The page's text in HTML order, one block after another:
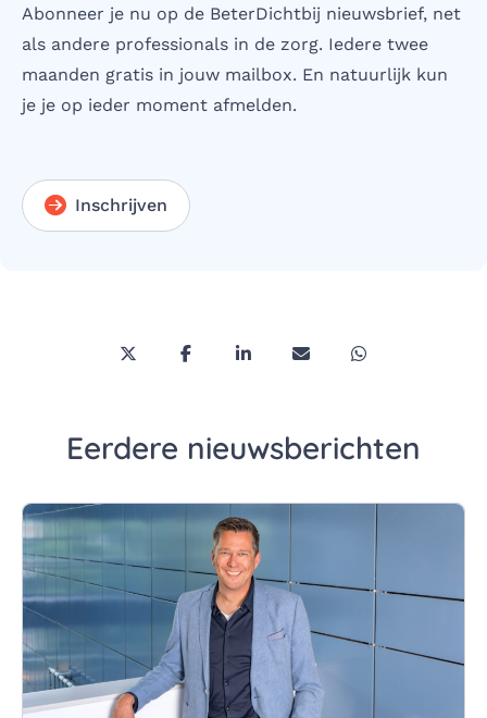
Abonneer je nu op de BeterDichtbij nieuwsbrief, net
als andere professionals in de zorg. Iedere twee
maanden gratis in jouw mailbox. En natuurlijk kun
je je op ieder moment afmelden.
Inschrijven
Deel deze pagina via Twitter/X
Deel deze pagina op Facebook
Deel deze pagina op
Deel deze pagina via
Deel deze
Eerdere nieuwsberichten